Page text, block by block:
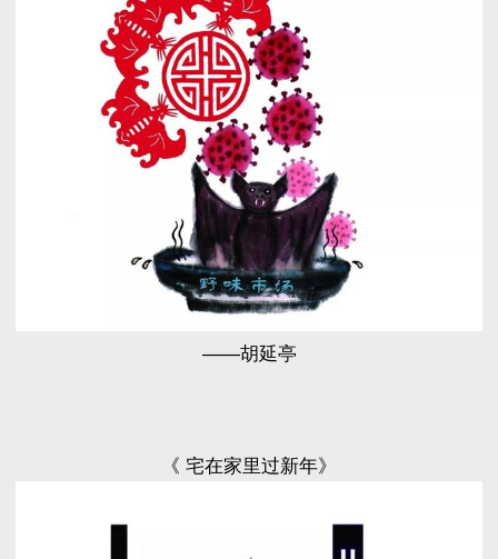
——胡延亭
《 宅在家里过新年》